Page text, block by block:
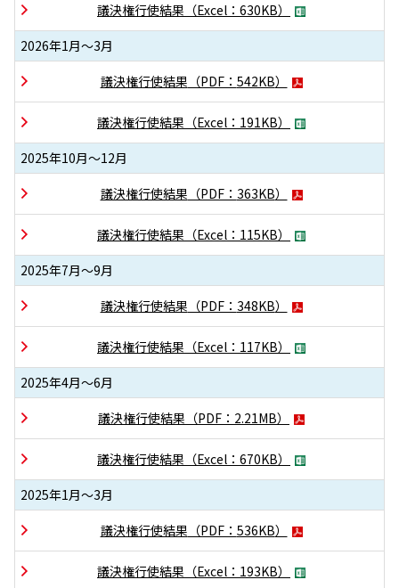
議決権行使結果 （Excel： 630KB）
2026年1月～3月
議決権行使結果 （PDF： 542KB）
議決権行使結果 （Excel： 191KB）
2025年10月～12月
議決権行使結果 （PDF： 363KB）
議決権行使結果 （Excel： 115KB）
2025年7月～9月
議決権行使結果 （PDF： 348KB）
議決権行使結果 （Excel： 117KB）
2025年4月～6月
議決権行使結果 （PDF： 2.21MB）
議決権行使結果 （Excel： 670KB）
2025年1月～3月
議決権行使結果 （PDF： 536KB）
議決権行使結果 （Excel： 193KB）